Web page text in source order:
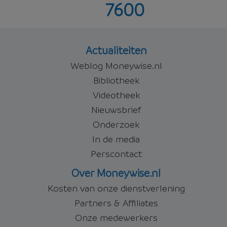
7600
Actualiteiten
Weblog Moneywise.nl
Bibliotheek
Videotheek
Nieuwsbrief
Onderzoek
In de media
Perscontact
Over Moneywise.nl
Kosten van onze dienstverlening
Partners & Affiliates
Onze medewerkers